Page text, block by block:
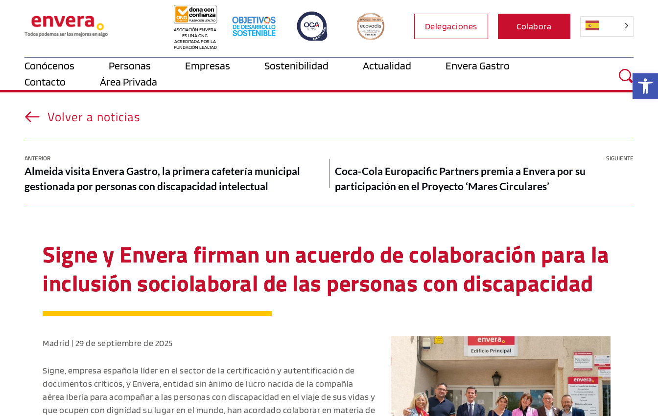
ASOCIACIÓN ENVERA
ES UNA ONG
ACREDITADA POR LA
FUNDACIÓN LEALTAD
Delegaciones Colabora
Conócenos Personas Empresas Sostenibilidad Actualidad
Envera Gastro
Contacto
Área Privada
Volver a noticias
ANTERIOR SIGUIENTE
Almeida visita Envera Gastro, la primera cafetería municipal
gestionada por personas con discapacidad intelectual
Coca-Cola Europacific Partners premia a Envera por su
participación en el Proyecto ‘Mares Circulares’
Signe y Envera firman un acuerdo de colaboración para la
inclusión sociolaboral de las personas con discapacidad
Madrid | 29 de septiembre de 2025
Signe, empresa española líder en el sector de la certificación y autentificación de
documentos críticos, y Envera, entidad sin ánimo de lucro nacida de la compañía
aérea Iberia para acompañar a las personas con discapacidad en el viaje de sus vidas y
que ocupen con dignidad su lugar en el mundo, han acordado colaborar en materia de